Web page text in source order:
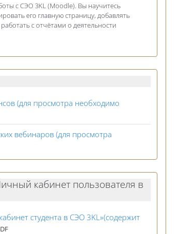
с СЭО 3KL (Moodle). Вы научитесь
его главную страницу, добавлять
с отчётами о деятельности
(для просмотра необходимо
вебинаров (для просмотра
данных
кабинет пользователя в
студента в СЭО 3KL»(содержит